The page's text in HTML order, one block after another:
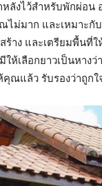
ลังไว้สำหรับพักผ่อน
ไม่มาก และเหมาะ
ร้าง และเตรียมพื้น
ห้เลือกยาวเป็นหาง
คุณแล้ว รับรองว่าถูก